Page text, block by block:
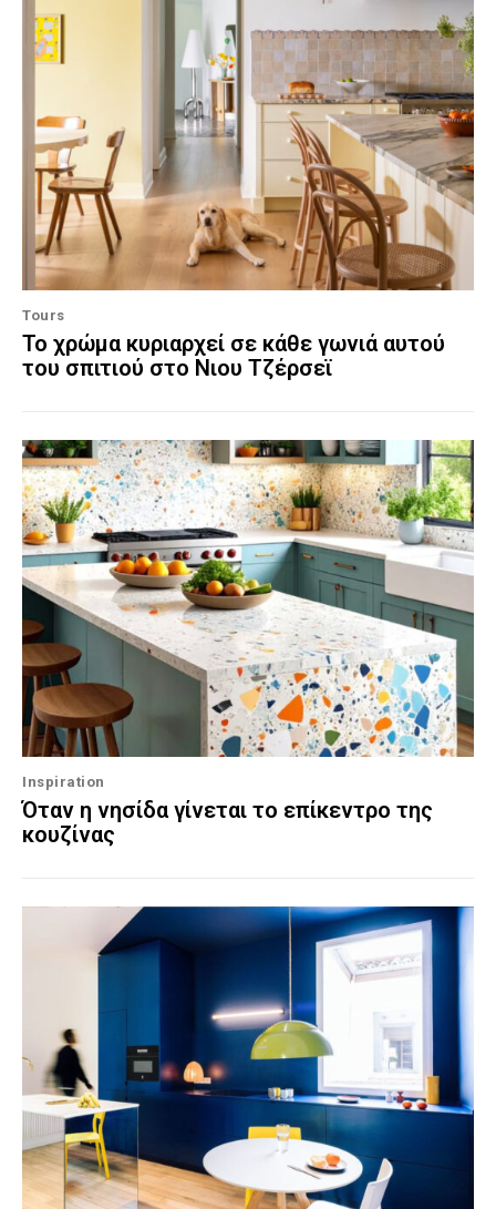
Tours
Το χρώμα κυριαρχεί σε κάθε γωνιά αυτού
του σπιτιού στο Νιου Τζέρσεϊ
Inspiration
Όταν η νησίδα γίνεται το επίκεντρο της
κουζίνας